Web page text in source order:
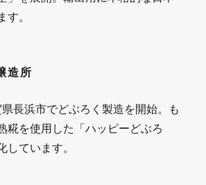
。
造所
長浜市でどぶろく製造を開始。も
糀を使用した「ハッピーどぶろ
しています。